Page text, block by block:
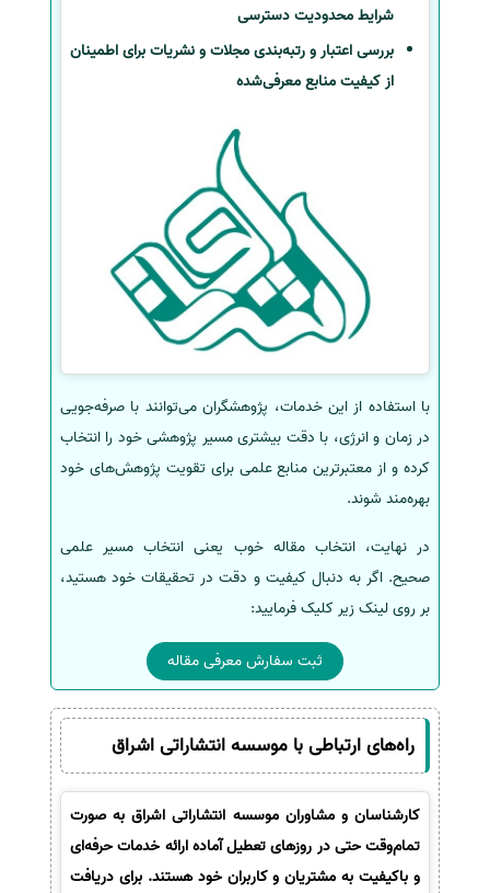
شرایط محدودیت دسترسی
بررسی اعتبار و رتبه‌بندی مجلات و نشریات برای اطمینان
از کیفیت منابع معرفی‌شده
با استفاده از این خدمات، پژوهشگران می‌توانند با صرفه‌جویی
در زمان و انرژی، با دقت بیشتری مسیر پژوهشی خود را انتخاب
کرده و از معتبرترین منابع علمی برای تقویت پژوهش‌های خود
بهره‌مند شوند.
در نهایت، انتخاب مقاله خوب یعنی انتخاب مسیر علمی
صحیح. اگر به دنبال کیفیت و دقت در تحقیقات خود هستید،
بر روی لینک زیر کلیک فرمایید:
ثبت سفارش معرفی مقاله
راه‌های ارتباطی با موسسه انتشاراتی اشراق
کارشناسان و مشاوران موسسه انتشاراتی اشراق به صورت
تمام‌وقت حتی در روزهای تعطیل آماده ارائه خدمات حرفه‌ای
و باکیفیت به مشتریان و کاربران خود هستند. برای دریافت